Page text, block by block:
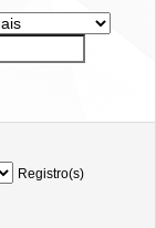
Registro(s)